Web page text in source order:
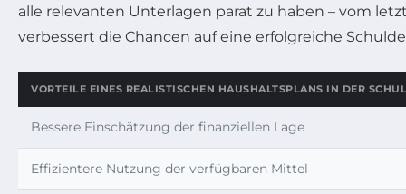
alle relevanten Unterlagen parat zu haben – vom
verbessert die Chancen auf eine erfolgreiche
VORTEILE EINES REALISTISCHEN HAUSHALTSPLANS IN DER
Bessere Einschätzung der finanziellen Lage
Effizientere Nutzung der verfügbaren Mittel